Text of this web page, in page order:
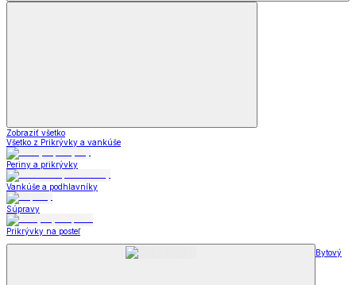
Zobraziť všetko
Všetko z Prikrývky a vankúše
Periny a prikrývky
Vankúše a podhlavníky
Súpravy
Prikrývky na posteľ
Bytový